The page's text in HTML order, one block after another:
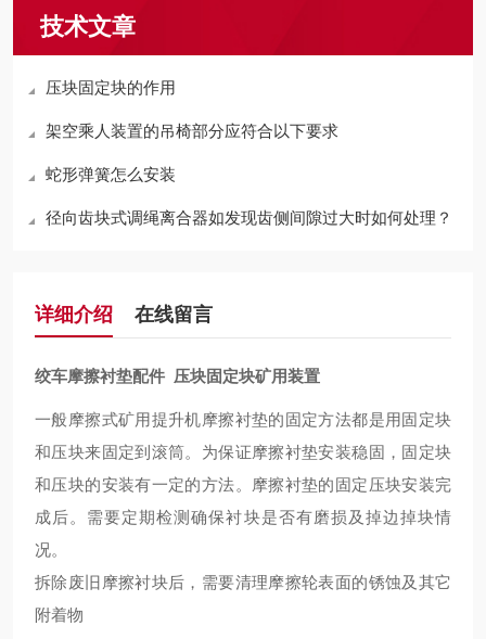
技术文章
压块固定块的作用
架空乘人装置的吊椅部分应符合以下要求
蛇形弹簧怎么安装
径向齿块式调绳离合器如发现齿侧间隙过大时如何处理？
详细介绍 在线留言
绞车摩擦衬垫配件 压块固定块矿用装置
一般摩擦式矿用提升机摩擦衬垫的固定方法都是用固定块
和压块来固定到滚筒。为保证摩擦衬垫安装稳固，固定块
和压块的安装有一定的方法。摩擦衬垫的固定压块安装完
成后。需要定期检测确保衬块是否有磨损及掉边掉块情
况。
拆除废旧摩擦衬块后，需要清理摩擦轮表面的锈蚀及其它
附着物